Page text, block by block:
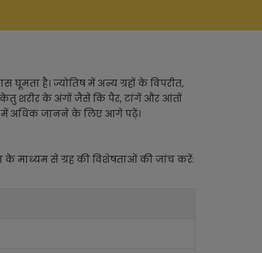
है। ज्योतिष में अन्य ग्रहों के विपरीत,
केतु शरीर के अंगों जैसे कि पैर, टांगें और आंतों
में अधिक जानने के लिए आगे पढ़ें।
के माध्यम से ग्रह की विशेषताओं की जांच करें: